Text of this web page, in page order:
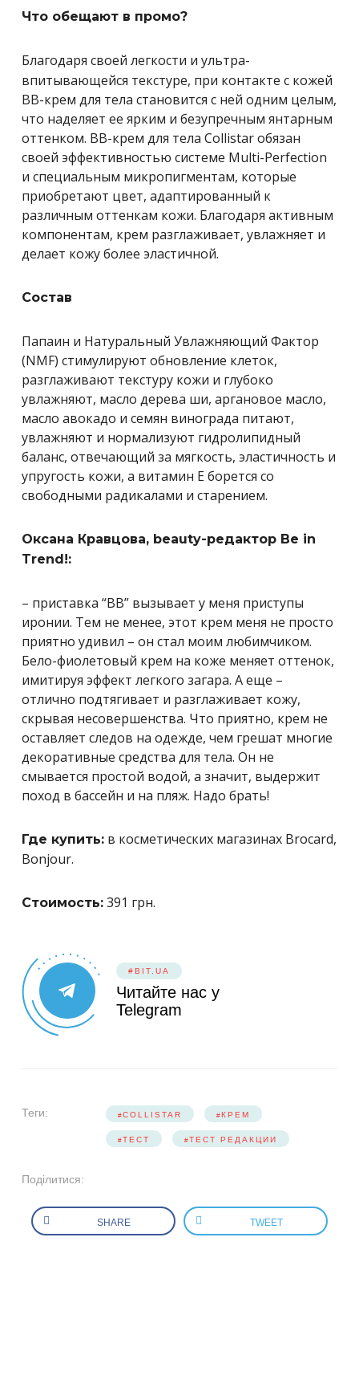
Что обещают в промо?
Благодаря своей легкости и ультра-
впитывающейся текстуре, при контакте с кожей
ВВ-крем для тела становится с ней одним целым,
что наделяет ее ярким и безупречным янтарным
оттенком. ВВ-крем для тела Collistar обязан
своей эффективностью системе Multi-Perfection
и специальным микропигментам, которые
приобретают цвет, адаптированный к
различным оттенкам кожи. Благодаря активным
компонентам, крем разглаживает, увлажняет и
делает кожу более эластичной.
Состав
Папаин и Натуральный Увлажняющий Фактор
(NMF) стимулируют обновление клеток,
разглаживают текстуру кожи и глубоко
увлажняют, масло дерева ши, аргановое масло,
масло авокадо и семян винограда питают,
увлажняют и нормализуют гидролипидный
баланс, отвечающий за мягкость, эластичность и
упругость кожи, а витамин Е борется со
свободными радикалами и старением.
Оксана Кравцова, beauty-редактор Be in
Trend!:
– приставка “ВВ” вызывает у меня приступы
иронии. Тем не менее, этот крем меня не просто
приятно удивил – он стал моим любимчиком.
Бело-фиолетовый крем на коже меняет оттенок,
имитируя эффект легкого загара. А еще –
отлично подтягивает и разглаживает кожу,
скрывая несовершенства. Что приятно, крем не
оставляет следов на одежде, чем грешат многие
декоративные средства для тела. Он не
смывается простой водой, а значит, выдержит
поход в бассейн и на пляж. Надо брать!
Где купить: в косметических магазинах Brocard,
Bonjour.
Стоимость: 391 грн.
#BIT.UA
Читайте нас у
Telegram
Теги: COLLISTAR КРЕМ
ТЕСТ ТЕСТ РЕДАКЦИИ
Поділитися:
SHARE TWEET